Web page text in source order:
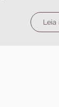
Leia